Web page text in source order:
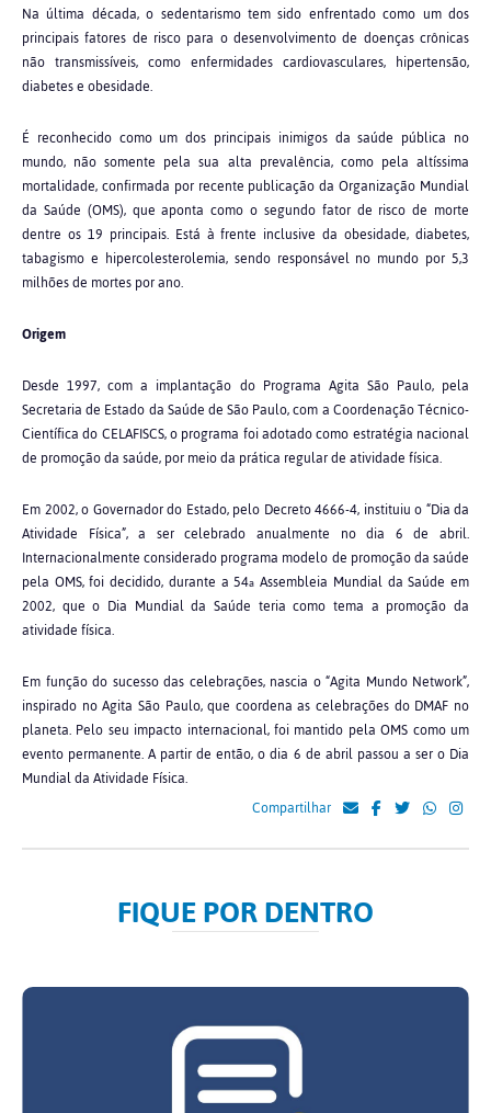
Na última década, o sedentarismo tem sido enfrentado como um dos
principais fatores de risco para o desenvolvimento de doenças crônicas
não transmissíveis, como enfermidades cardiovasculares, hipertensão,
diabetes e obesidade.
É reconhecido como um dos principais inimigos da saúde pública no
mundo, não somente pela sua alta prevalência, como pela altíssima
mortalidade, confirmada por recente publicação da Organização Mundial
da Saúde (OMS), que aponta como o segundo fator de risco de morte
dentre os 19 principais. Está à frente inclusive da obesidade, diabetes,
tabagismo e hipercolesterolemia, sendo responsável no mundo por 5,3
milhões de mortes por ano.
Origem
Desde 1997, com a implantação do Programa Agita São Paulo, pela
Secretaria de Estado da Saúde de São Paulo, com a Coordenação Técnico-
Científica do CELAFISCS, o programa foi adotado como estratégia nacional
de promoção da saúde, por meio da prática regular de atividade física.
Em 2002, o Governador do Estado, pelo Decreto 4666-4, instituiu o “Dia da
Atividade Física”, a ser celebrado anualmente no dia 6 de abril.
Internacionalmente considerado programa modelo de promoção da saúde
pela OMS, foi decidido, durante a 54a Assembleia Mundial da Saúde em
2002, que o Dia Mundial da Saúde teria como tema a promoção da
atividade física.
Em função do sucesso das celebrações, nascia o “Agita Mundo Network”,
inspirado no Agita São Paulo, que coordena as celebrações do DMAF no
planeta. Pelo seu impacto internacional, foi mantido pela OMS como um
evento permanente. A partir de então, o dia 6 de abril passou a ser o Dia
Mundial da Atividade Física.
Compartilhar
FIQUE POR DENTRO